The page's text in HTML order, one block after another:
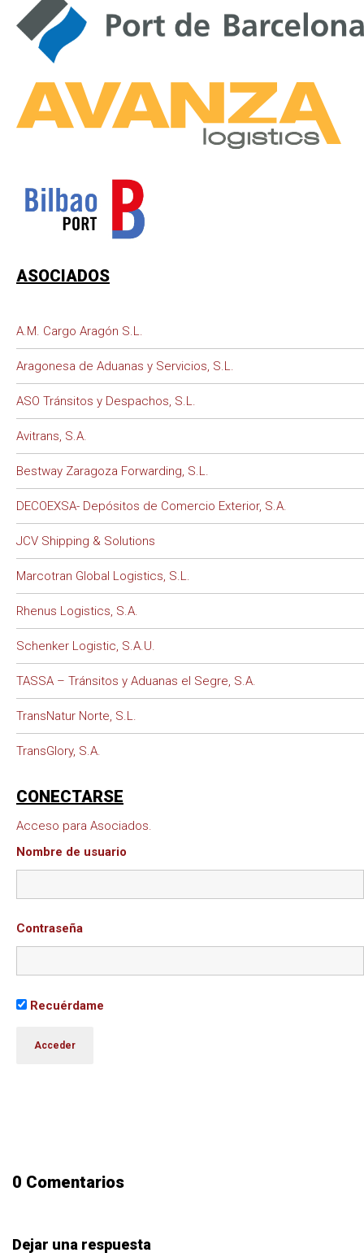
ASOCIADOS
A.M. Cargo Aragón S.L.
Aragonesa de Aduanas y Servicios, S.L.
ASO Tránsitos y Despachos, S.L.
Avitrans, S.A.
Bestway Zaragoza Forwarding, S.L.
DECOEXSA- Depósitos de Comercio Exterior, S.A.
JCV Shipping & Solutions
Marcotran Global Logistics, S.L.
Rhenus Logistics, S.A.
Schenker Logistic, S.A.U.
TASSA – Tránsitos y Aduanas el Segre, S.A.
TransNatur Norte, S.L.
TransGlory, S.A.
CONECTARSE
Acceso para Asociados.
Nombre de usuario
Contraseña
Recuérdame
0 Comentarios
Dejar una respuesta